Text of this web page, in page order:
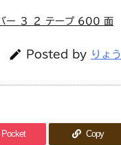
ー ３ ２ テープ 600 面
 Posted by りょう
Pocket Copy